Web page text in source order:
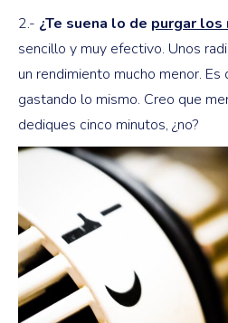
2.- ¿Te suena lo de purgar los
sencillo y muy efectivo. Unos
un rendimiento mucho menor.
gastando lo mismo. Creo que
dediques cinco minutos, ¿no?